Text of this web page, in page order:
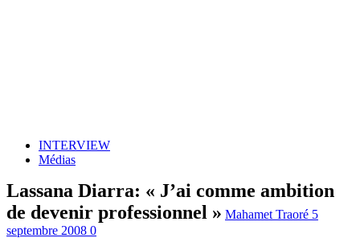
INTERVIEW
Médias
Lassana Diarra: « J’ai comme ambition
de devenir professionnel » Mahamet Traoré 5
septembre 2008 0